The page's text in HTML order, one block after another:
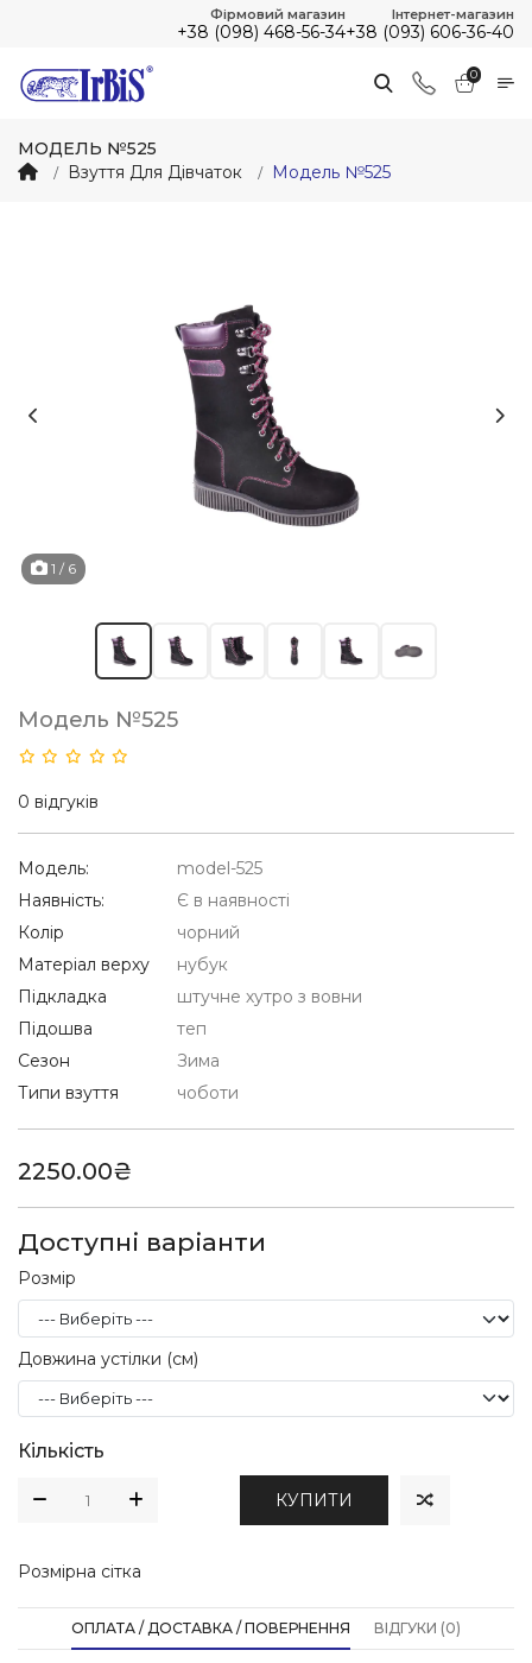
Фірмовий магазин
+38 (098) 468-56-34
Інтернет-магазин
+38 (093) 606-36-40
0
МОДЕЛЬ №525
Взуття Для Дівчаток
Модель №525
1 / 6
Модель №525
0 відгуків
Модель:
model-525
Наявність:
Є в наявності
Колір
чорний
Матеріал верху
нубук
Підкладка
штучне хутро з вовни
Підошва
теп
Сезон
Зима
Типи взуття
чоботи
2250.00₴
Доступні варіанти
Розмір
Довжина устілки (см)
Кількість
КУПИТИ
Розмірна сітка
ОПЛАТА / ДОСТАВКА / ПОВЕРНЕННЯ ВІДГУКИ (0)